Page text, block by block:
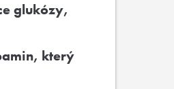
glukózy,
který